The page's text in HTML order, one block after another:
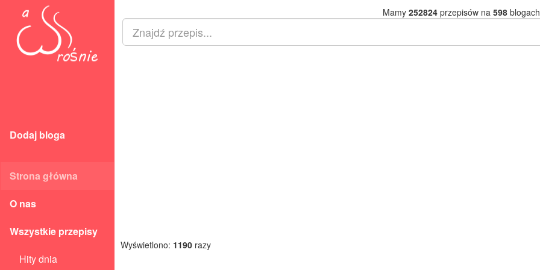
Dodaj bloga
Strona główna
O nas
Wszystkie przepisy
Hity dnia
Mamy 252824przepisów na 598
Wyświetlono: 1190 razy